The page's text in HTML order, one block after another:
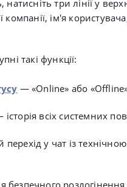
три лінії у
компанії, ім'я
такі функції:
— «Online» або
історія всіх системних
у чат із